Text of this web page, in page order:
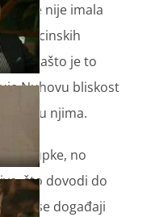
uopće nije imala
medicinskih
zašto je to
Nuhovu bliskost
među njima.
postupke, no
što dovodi do
Dok se događaji